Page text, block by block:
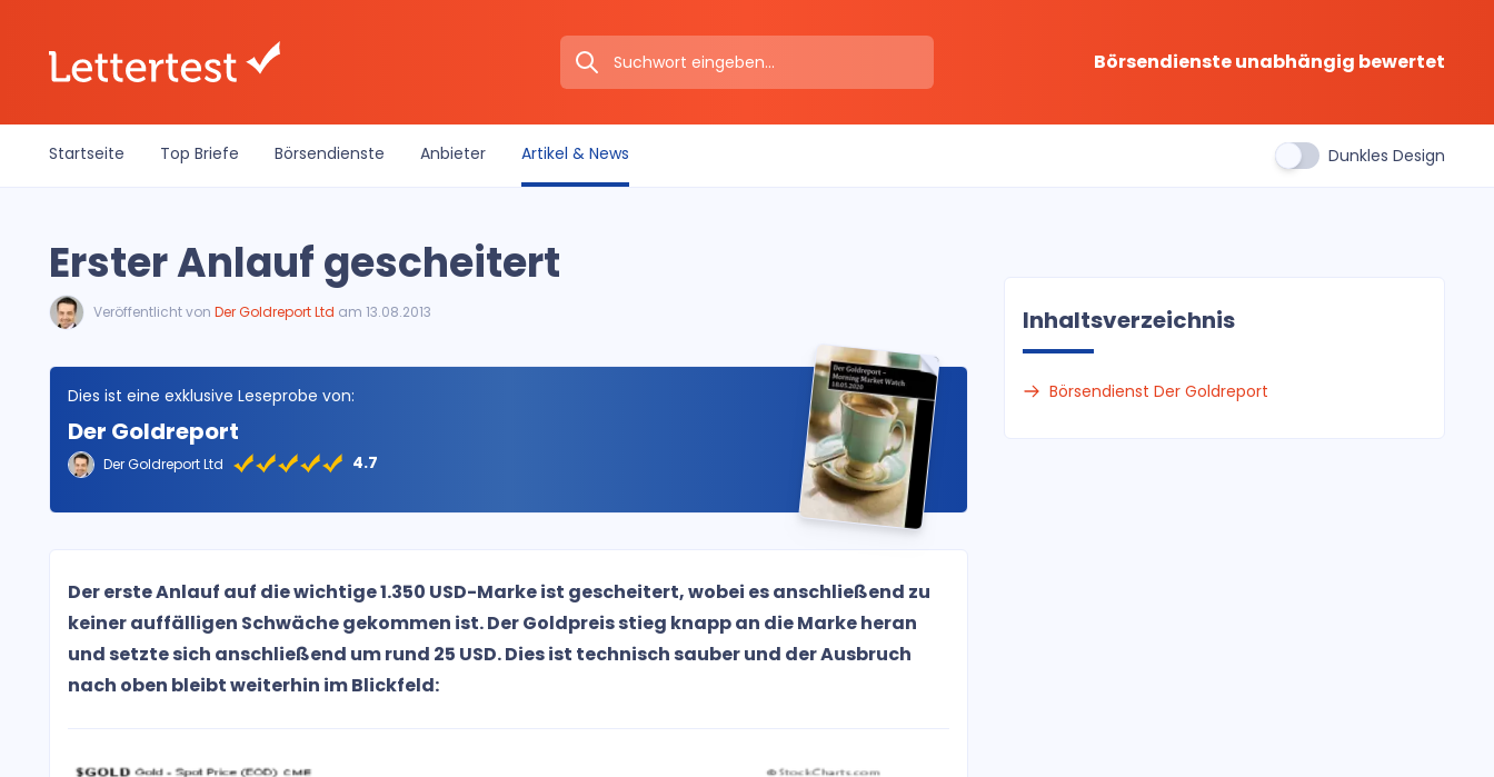
Börsendienste unabhängig bewertet
Startseite Top Briefe Börsendienste Anbieter Artikel & News Dunkles Design
Erster Anlauf gescheitert
Veröffentlicht von Der Goldreport Ltd am 13.08.2013
Dies ist eine exklusive Leseprobe von:
Der Goldreport
Der Goldreport Ltd 4.7
Der erste Anlauf auf die wichtige 1.350 USD-Marke ist gescheitert, wobei es anschließend zu
keiner auffälligen Schwäche gekommen ist. Der Goldpreis stieg knapp an die Marke heran
und setzte sich anschließend um rund 25 USD. Dies ist technisch sauber und der Ausbruch
nach oben bleibt weiterhin im Blickfeld:
Inhaltsverzeichnis
Börsendienst Der Goldreport